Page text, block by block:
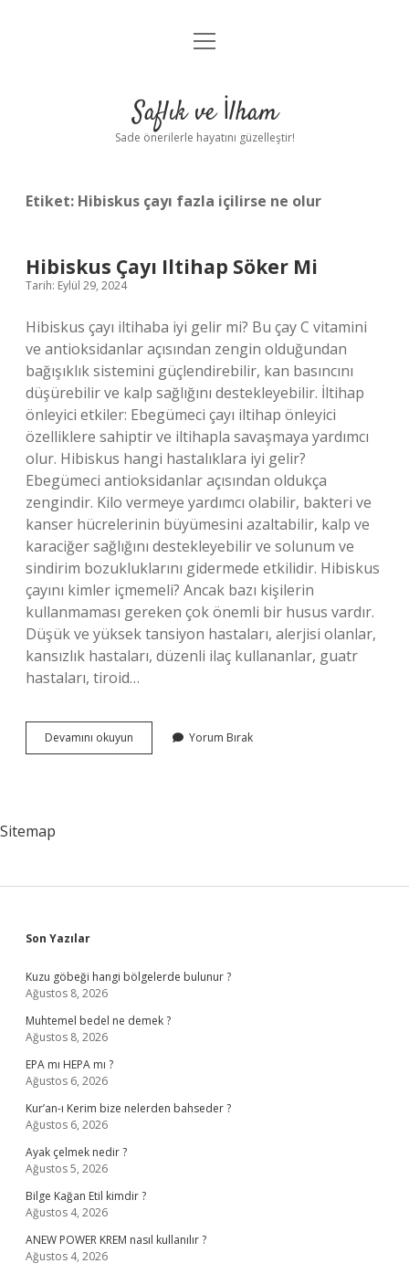
Anasayfa
Yasal Uyarı
menüyü
Saflık ve İlham
Sade önerilerle hayatını güzelleştir!
Etiket: Hibiskus çayı fazla içilirse ne olur
Hibiskus Çayı Iltihap Söker Mi
Tarih: Eylül 29, 2024
Hibiskus çayı iltihaba iyi gelir mi? Bu çay C vitamini
ve antioksidanlar açısından zengin olduğundan
bağışıklık sistemini güçlendirebilir, kan basıncını
düşürebilir ve kalp sağlığını destekleyebilir. İltihap
önleyici etkiler: Ebegümeci çayı iltihap önleyici
özelliklere sahiptir ve iltihapla savaşmaya yardımcı
olur. Hibiskus hangi hastalıklara iyi gelir?
Ebegümeci antioksidanlar açısından oldukça
zengindir. Kilo vermeye yardımcı olabilir, bakteri ve
kanser hücrelerinin büyümesini azaltabilir, kalp ve
karaciğer sağlığını destekleyebilir ve solunum ve
sindirim bozukluklarını gidermede etkilidir. Hibiskus
çayını kimler içmemeli? Ancak bazı kişilerin
kullanmaması gereken çok önemli bir husus vardır.
Düşük ve yüksek tansiyon hastaları, alerjisi olanlar,
kansızlık hastaları, düzenli ilaç kullananlar, guatr
hastaları, tiroid…
Devamını okuyun Hibiskus
Çayı
Yorum Bırak
Sitemap
Sidebar
Son Yazılar
Kuzu göbeği hangi bölgelerde bulunur ?
Ağustos 8, 2026
Muhtemel bedel ne demek ?
Ağustos 8, 2026
EPA mı HEPA mı ?
Ağustos 6, 2026
Kur’an-ı Kerim bize nelerden bahseder ?
Ağustos 6, 2026
Ayak çelmek nedir ?
Ağustos 5, 2026
Bilge Kağan Etil kimdir ?
Ağustos 4, 2026
ANEW POWER KREM nasıl kullanılır ?
Ağustos 4, 2026